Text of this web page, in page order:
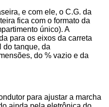
e com ele, o C.G. da
fica com o formato da
único). A
para os eixos da carreta
do tanque, da
do % vazio e da
para ajustar a marcha